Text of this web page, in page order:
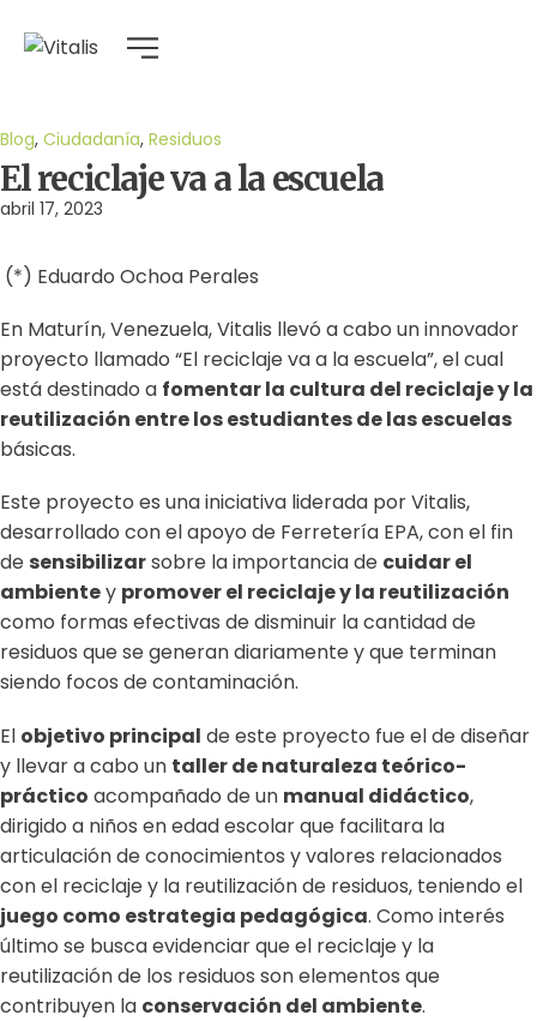
Blog, Ciudadanía, Residuos
El reciclaje va a la escuela
abril 17, 2023
(*) Eduardo Ochoa Perales
En Maturín, Venezuela, Vitalis llevó a cabo un innovador
proyecto llamado “El reciclaje va a la escuela”, el cual
está destinado a fomentar la cultura del reciclaje y la
reutilización entre los estudiantes de las escuelas
básicas.
Este proyecto es una iniciativa liderada por Vitalis,
desarrollado con el apoyo de Ferretería EPA, con el fin
de sensibilizarsobre la importancia de cuidar el
ambientey promover el reciclaje y la reutilización
como formas efectivas de disminuir la cantidad de
residuos que se generan diariamente y que terminan
siendo focos de contaminación.
El objetivo principal de este proyecto fue el de diseñar
y llevar a cabo un taller de naturaleza teórico-
práctico acompañado de un manual didáctico,
dirigido a niños en edad escolar que facilitara la
articulación de conocimientos y valores relacionados
con el reciclaje y la reutilización de residuos, teniendo el
juego como estrategia pedagógica. Como interés
último se busca evidenciar que el reciclaje y la
reutilización de los residuos son elementos que
contribuyen la conservación del ambiente.